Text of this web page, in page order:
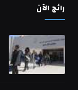
رائج الآن